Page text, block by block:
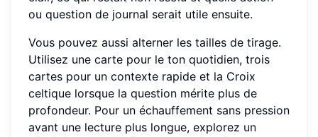
ou question de journal serait utile ensuite.
Vous pouvez aussi alterner les tailles de tirage.
Utilisez une carte pour le ton quotidien, trois
cartes pour un contexte rapide et la Croix
celtique lorsque la question mérite plus de
profondeur. Pour un échauffement sans pression
avant une lecture plus longue, explorez un